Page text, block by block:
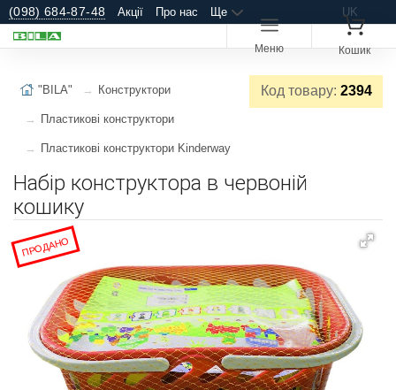
(098) 684-87-48 Акції Про нас Ще UK
Меню Кошик
Код товару: 2394
"BILA" Конструктори
Пластикові конструктори
Пластикові конструктори Kinderway
Набір конструктора в червоній
кошику
ПРОДАНО